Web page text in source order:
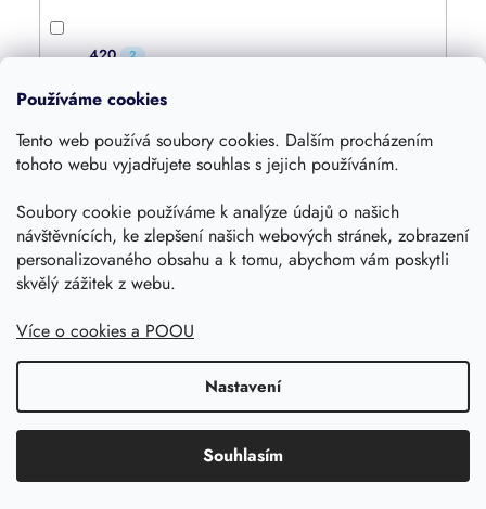
Používáme cookies
Tento web používá soubory cookies. Dalším procházením
tohoto webu vyjadřujete souhlas s jejich používáním.
Soubory cookie používáme k analýze údajů o našich
návštěvnících, ke zlepšení našich webových stránek, zobrazení
personalizovaného obsahu a k tomu, abychom vám poskytli
skvělý zážitek z webu.
Více o cookies a POOU
Nastavení
Souhlasím
420 2
400 2
450